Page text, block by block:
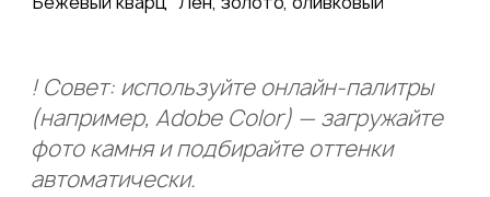
! Совет: используйте онлайн-палитры
(например, Adobe Color) — загружайте
фото камня и подбирайте оттенки
автоматически.